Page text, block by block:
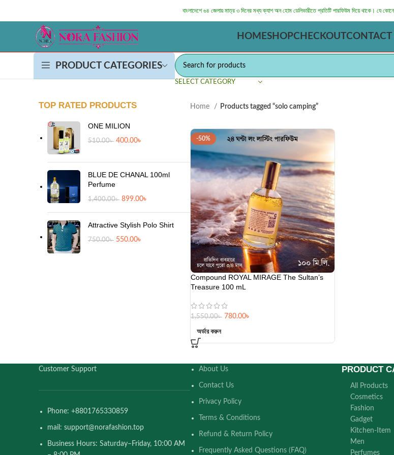
বাংলাদেশে ৬৪ জেলায় মাত্র ৩ দিনের মধ্য ক্যাশ অন হোম ডেলিভারীতে প্রতিটি পারফিউম দিয়ে থাকে। যে
HOMESHOPCHECKOUTCONTACT
PRODUCT CATEGORIES
SELECT CATEGORY
TOP RATED PRODUCTS
ONE MILION
510.00৳ 400.00৳
BLUE DE CHANAL 100ml
Perfume
1,400.00৳ 899.00৳
Attractive Stylish Polo Shirt
750.00৳ 550.00৳
Home Products tagged “solo camping”
-50%
Compound ROYAL MIRAGE The Sultan’s
Treasure 100 mL
1,550.00৳ 780.00৳
অর্ডার করুন
Customer Support
Phone: +8801765330859
mail: support@norafashion.top
Business Hours: Saturday–Friday, 10:00 AM
About Us
Contact Us
Privacy Policy
Terms & Conditions
Refund & Return Policy
Frequently Asked Questions (FAQ)
PRODUCT
All Products
Cosmetics
Fashion
Gadget
Kitchen-Item
Men
Perfumes